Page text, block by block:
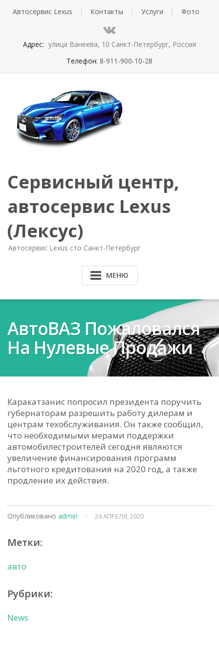
Автосервис Lexus Контакты Услуги Фото
Адрес: улица Ванеева, 10 Санкт-Петербург, Россия
Телефон: 8-911-900-10-28
Сервисный центр,
автосервис Lexus
(Лексус)
Автосервис Lexus сто Санкт-Петербург
МЕНЮ
АвтоВАЗ Пожаловался
На Нулевые Продажи
Каракатзанис попросил президента поручить
губернаторам разрешить работу дилерам и
центрам техобслуживания. Он также сообщил,
что необходимыми мерами поддержки
автомобилестроителей сегодня являются
увеличение финансирования программ
льготного кредитования на 2020 год, а также
продление их действия.
Опубликовано admin / 24 АПРЕЛЯ, 2020
Метки:
авто
Рубрики:
News